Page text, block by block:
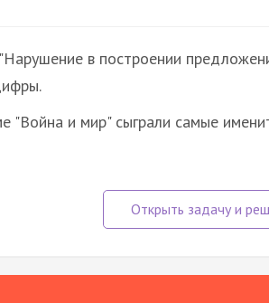
в построении
"Война и мир" сыграли самые